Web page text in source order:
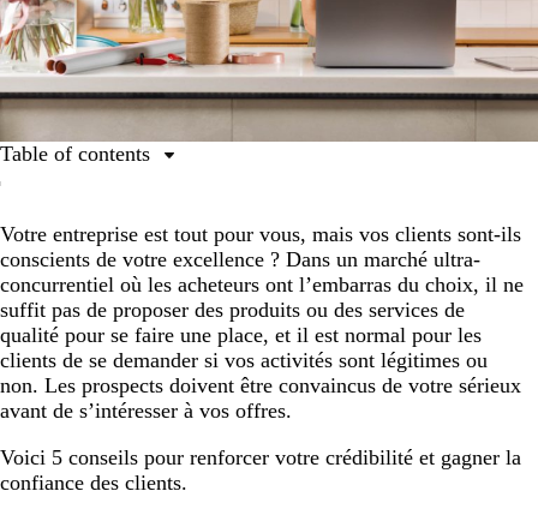
Votre entreprise est tout pour vous, mais vos clients sont-ils
conscients de votre excellence ? Dans un marché ultra-
concurrentiel où les acheteurs ont l’embarras du choix, il ne
suffit pas de proposer des produits ou des services de
qualité pour se faire une place, et il est normal pour les
clients de se demander si vos activités sont légitimes ou
non. Les prospects doivent être convaincus de votre sérieux
avant de s’intéresser à vos offres.
Voici 5 conseils pour renforcer votre crédibilité et gagner la
confiance des clients.
Table of contents
cohérente.
2. Dotez-vous d’un site web fonctionnel et informatif.
3. Mettez votre personnalité en avant.
4. Proposez une expérience client engageante.
5. Tirez parti des avis des clients.